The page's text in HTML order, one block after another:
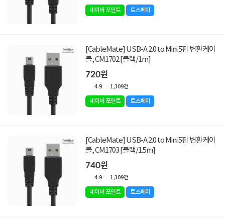
네이버 포인트 토스페이
[CableMate] USB-A 2.0 to Mini 5핀 변환케이
블, CM1702 [블랙/1m]
720원
4.9 1,309건
네이버 포인트 토스페이
[CableMate] USB-A 2.0 to Mini 5핀 변환케이
블, CM1703 [블랙/1.5m]
740원
4.9 1,309건
네이버 포인트 토스페이